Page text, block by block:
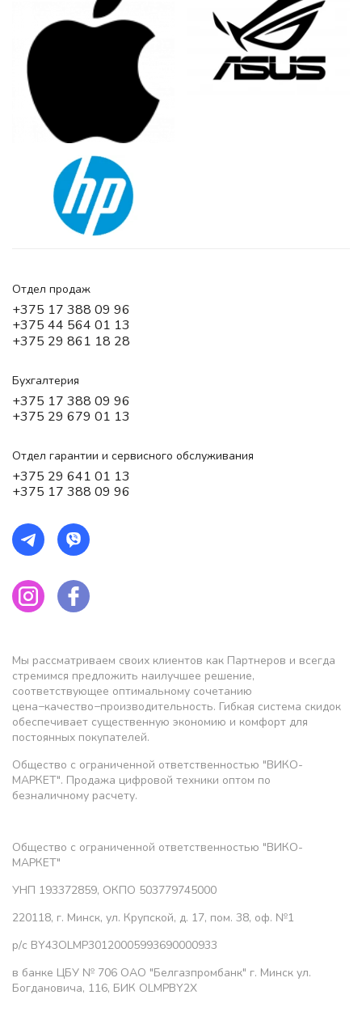
Отдел продаж
+375 17 388 09 96
+375 44 564 01 13
+375 29 861 18 28
Бухгалтерия
+375 17 388 09 96
+375 29 679 01 13
Отдел гарантии и сервисного обслуживания
+375 29 641 01 13
+375 17 388 09 96
Мы рассматриваем своих клиентов как Партнеров и всегда
стремимся предложить наилучшее решение,
соответствующее оптимальному сочетанию
цена−качество−производительность. Гибкая система скидок
обеспечивает существенную экономию и комфорт для
постоянных покупателей.
Общество с ограниченной ответственностью "ВИКО-
МАРКЕТ". Продажа цифровой техники оптом по
безналичному расчету.
Общество с ограниченной ответственностью "ВИКО-
МАРКЕТ"
УНП 193372859, ОКПО 503779745000
220118, г. Минск, ул. Крупской, д. 17, пом. 38, оф. №1
р/с BY43OLMP30120005993690000933
в банке ЦБУ № 706 ОАО "Белгазпромбанк" г. Минск ул.
Богдановича, 116, БИК OLMPBY2X